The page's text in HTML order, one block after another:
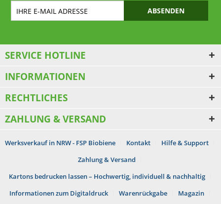
ABSENDEN
SERVICE HOTLINE
INFORMATIONEN
RECHTLICHES
ZAHLUNG & VERSAND
Werksverkauf in NRW - FSP Biobiene Kontakt
Hilfe & Support
Zahlung & Versand
Kartons bedrucken lassen – Hochwertig, individuell & nachhaltig
Informationen zum Digitaldruck
Warenrückgabe Magazin